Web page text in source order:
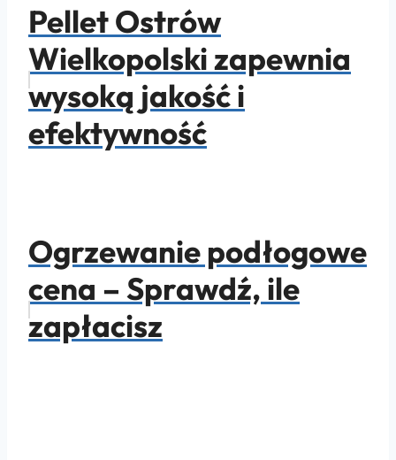
Pellet Ostrów
Wielkopolski zapewnia
wysoką jakość i
efektywność
Ogrzewanie podłogowe
cena – Sprawdź, ile
zapłacisz